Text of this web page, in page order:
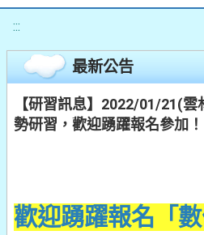
:::
最新公告
【研習訊息】2022/01/21(
勢研習，歡迎踴躍報名參加！
歡迎踴躍報名「